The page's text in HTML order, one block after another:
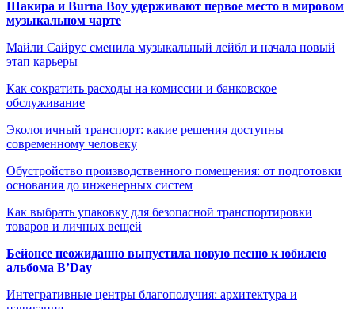
Шакира и Burna Boy удерживают первое место в мировом
музыкальном чарте
Майли Сайрус сменила музыкальный лейбл и начала новый
этап карьеры
Как сократить расходы на комиссии и банковское
обслуживание
Экологичный транспорт: какие решения доступны
современному человеку
Обустройство производственного помещения: от подготовки
основания до инженерных систем
Как выбрать упаковку для безопасной транспортировки
товаров и личных вещей
Бейонсе неожиданно выпустила новую песню к юбилею
альбома B’Day
Интегративные центры благополучия: архитектура и